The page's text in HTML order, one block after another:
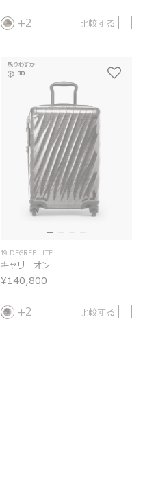
2 比較する
残りわずか
3D
19 DEGREE LITE
キャリーオン
¥140,800
2 比較する